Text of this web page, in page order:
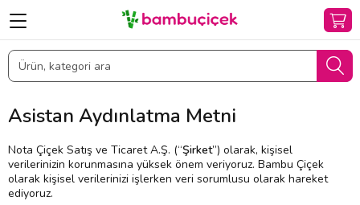
Asistan Aydınlatma Metni
Nota Çiçek Satış ve Ticaret A.Ş. (“Şirket”) olarak, kişisel
verilerinizin korunmasına yüksek önem veriyoruz. Bambu Çiçek
olarak kişisel verilerinizi işlerken veri sorumlusu olarak hareket
ediyoruz.